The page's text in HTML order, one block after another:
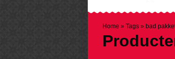
Home » Tags » bad